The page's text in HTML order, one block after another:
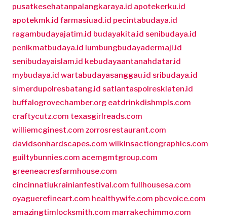
pusatkesehatanpalangkaraya.id apotekerku.id
apotekmk.id farmasiuad.id pecintabudaya.id
ragambudayajatim.id budayakita.id senibudaya.id
penikmatbudaya.id lumbungbudayadermaji.id
senibudayaislam.id kebudayaantanahdatar.id
mybudaya.id wartabudayasanggau.id sribudaya.id
simerdupolresbatang.id satlantaspolresklaten.id
buffalogrovechamber.org eatdrinkdishmpls.com
craftycutz.com texasgirlreads.com
williemcginest.com zorrosrestaurant.com
davidsonhardscapes.com wilkinsactiongraphics.com
guiltybunnies.com acemgmtgroup.com
greeneacresfarmhouse.com
cincinnatiukrainianfestival.com fullhousesa.com
oyaguerefineart.com healthywife.com pbcvoice.com
amazingtimlocksmith.com marrakechimmo.com